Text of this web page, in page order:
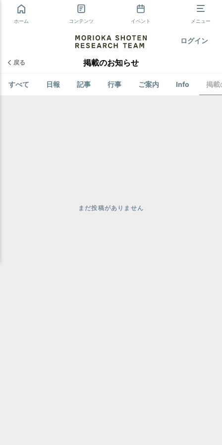
ホーム コンテンツ イベント メニュー
ログイン
戻る 掲載のお知らせ
すべて 日報 記事 行事 ご案内 Info 掲載
まだ投稿がありません